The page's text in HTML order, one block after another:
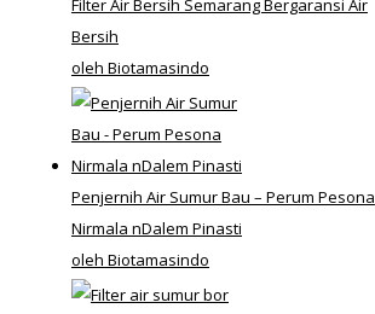
Bersih
oleh Biotamasindo
Penjernih Air Sumur Bau – Perum Pesona
Nirmala nDalem Pinasti
oleh Biotamasindo